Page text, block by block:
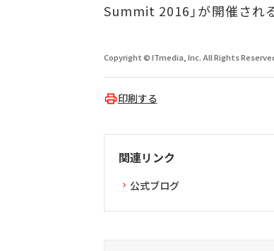
Summit 2016」が開催され
Copyright © ITmedia, Inc. All Rights
印刷する
関連リンク
公式ブログ